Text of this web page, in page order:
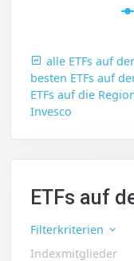
alle ETFs auf
besten ETFs auf
ETFs auf die
Invesco
ETFs auf
Filterkriterien
Indexmitglieder